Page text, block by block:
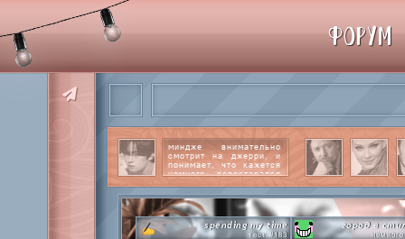
миндже внимательно
смотрит на джерри, и
понимает, что кажется
немного перестарался
далее
spending my time
тест #183
город в
ФОРУМ